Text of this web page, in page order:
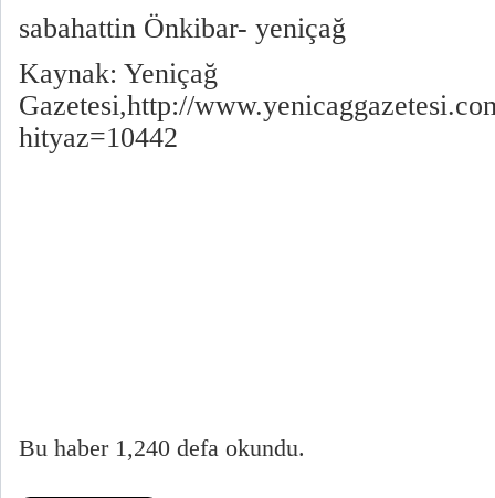
sabahattin Önkibar- yeniçağ
Kaynak: Yeniçağ
Gazetesi,http://
hityaz=10442
Bu haber 1,240 defa okundu.